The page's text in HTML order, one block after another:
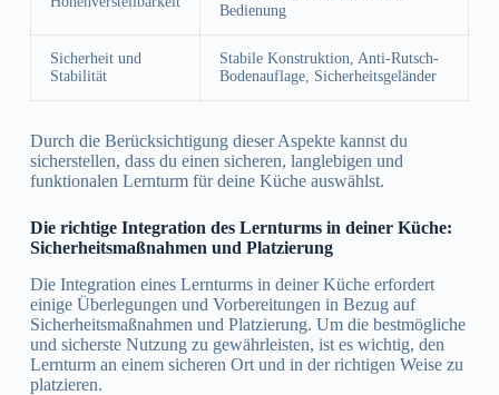
Bedienung
Sicherheit und
Stabilität
Stabile Konstruktion, Anti-Rutsch-
Bodenauflage, Sicherheitsgeländer
Durch die Berücksichtigung dieser Aspekte kannst du
sicherstellen, dass du einen sicheren, langlebigen und
funktionalen Lernturm für deine Küche auswählst.
Die richtige Integration des Lernturms in deiner Küche:
Sicherheitsmaßnahmen und Platzierung
Die Integration eines Lernturms in deiner Küche erfordert
einige Überlegungen und Vorbereitungen in Bezug auf
Sicherheitsmaßnahmen und Platzierung. Um die bestmögliche
und sicherste Nutzung zu gewährleisten, ist es wichtig, den
Lernturm an einem sicheren Ort und in der richtigen Weise zu
platzieren.